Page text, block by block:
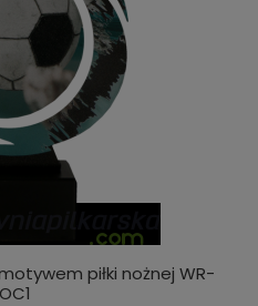
piłki nożnej WR-